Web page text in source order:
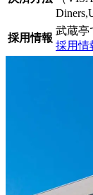
採用情報
武蔵亭
採用情